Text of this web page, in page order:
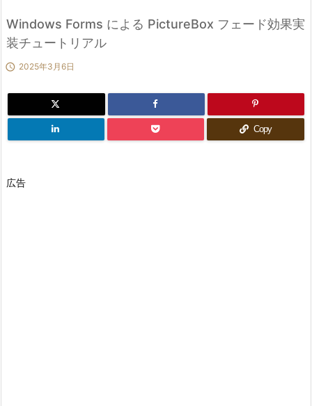
次へ
Windows Forms による PictureBox フェード効果実
装チュートリアル
 2025年3月6日
Copy
広告